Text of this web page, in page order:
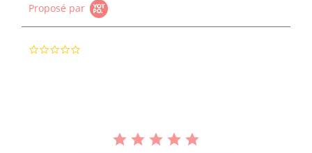
Proposé par